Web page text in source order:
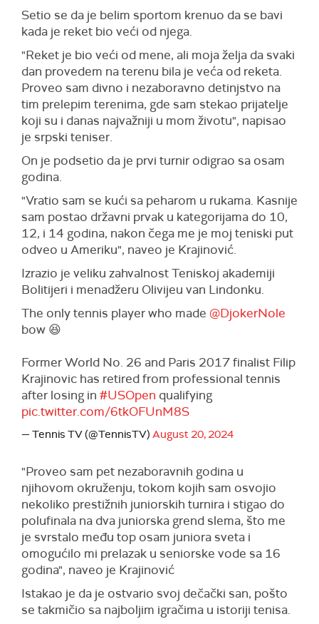
Setio se da je belim sportom krenuo da se bavi
kada je reket bio veći od njega.
"Reket je bio veći od mene, ali moja želja da svaki
dan provedem na terenu bila je veća od reketa.
Proveo sam divno i nezaboravno detinjstvo na
tim prelepim terenima, gde sam stekao prijatelje
koji su i danas najvažniji u mom životu", napisao
je srpski teniser.
On je podsetio da je prvi turnir odigrao sa osam
godina.
"Vratio sam se kući sa peharom u rukama. Kasnije
sam postao državni prvak u kategorijama do 10,
12, i 14 godina, nakon čega me je moj teniski put
odveo u Ameriku", naveo je Krajinović.
Izrazio je veliku zahvalnost Teniskoj akademiji
Bolitijeri i menadžeru Olivijeu van Lindonku.
The only tennis player who made @DjokerNole
bow 😆
Former World No. 26 and Paris 2017 finalist Filip
Krajinovic has retired from professional tennis
after losing in #USOpen qualifying
pic.twitter.com/6tkOFUnM8S
— Tennis TV (@TennisTV) August 20, 2024
"Proveo sam pet nezaboravnih godina u
njihovom okruženju, tokom kojih sam osvojio
nekoliko prestižnih juniorskih turnira i stigao do
polufinala na dva juniorska grend slema, što me
je svrstalo među top osam juniora sveta i
omogućilo mi prelazak u seniorske vode sa 16
godina", naveo je Krajinović
Istakao je da je ostvario svoj dečački san, pošto
se takmičio sa najboljim igračima u istoriji tenisa.